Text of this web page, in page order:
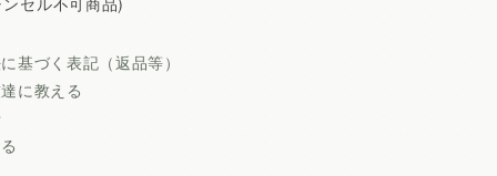
基づく表記（返品等）
に教える